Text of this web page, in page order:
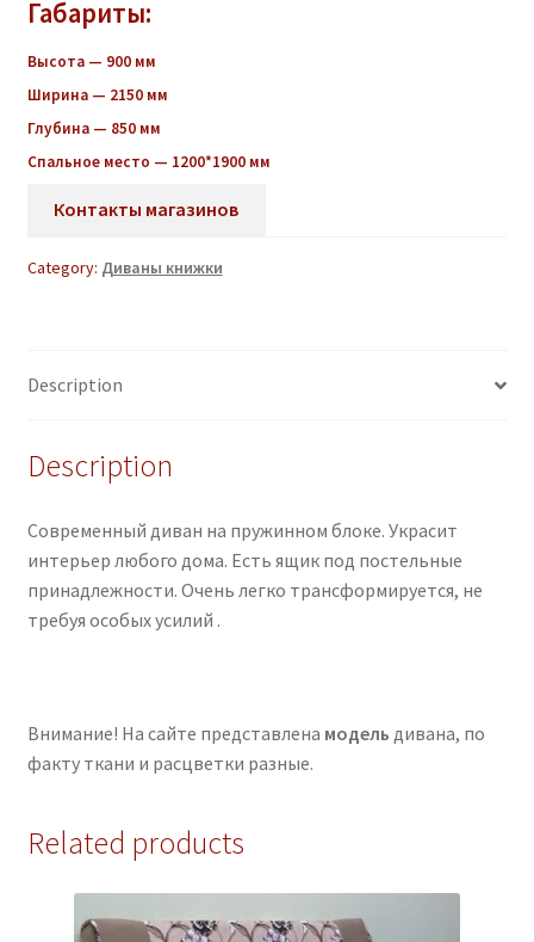
Габариты:
Высота — 900 мм
Ширина — 2150 мм
Глубина — 850 мм
Спальное место — 1200*1900 мм
Контакты магазинов
Category: Диваны книжки
Description
Description
Современный диван на пружинном блоке. Украсит
интерьер любого дома. Есть ящик под постельные
принадлежности. Очень легко трансформируется, не
требуя особых усилий .
Внимание! На сайте представлена модель дивана, по
факту ткани и расцветки разные.
Related products